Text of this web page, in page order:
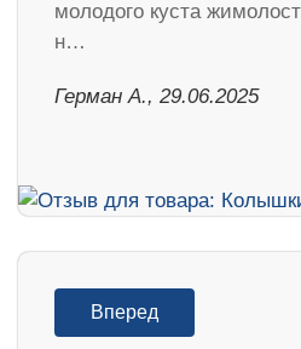
молодого куста
н…
Герман А., 29.06.2025
Вперед